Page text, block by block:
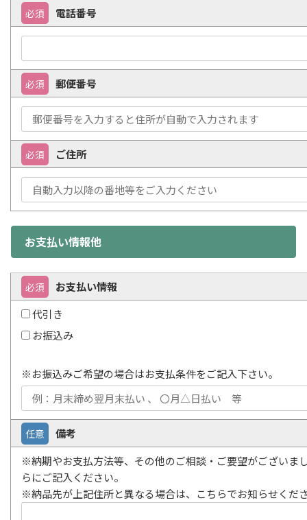
必須 電話番号
必須 郵便番号
必須 ご住所
お支払い情報他
必須
お支払い情報
代引き
お振込み
※お振込みご希望の場合はお支払条件をご記入下さい。
任意
備考
※納期やお支払方法等、その他のご相談・ご要望がございま
らにご記入ください。
※納品先が上記住所と異なる場合は、こちらでお知らせくだ